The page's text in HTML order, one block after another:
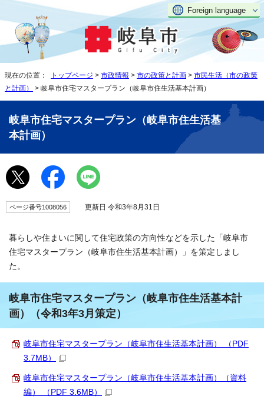
Foreign language
現在の位置： トップページ > 市政情報 > 市の政策と計画 > 市民生活（市の政策
と計画）
> 岐阜市住宅マスタープラン（岐阜市住生活基本計画）
岐阜市住宅マスタープラン（岐阜市住生活基
本計画）
ページ番号1008056 更新日 令和3年8月31日
暮らしや住まいに関して住宅政策の方向性などを示した「岐阜市
住宅マスタープラン（岐阜市住生活基本計画）」を策定しまし
た。
岐阜市住宅マスタープラン（岐阜市住生活基本計
画）（令和3年3月策定）
岐阜市住宅マスタープラン（岐阜市住生活基本計画） （PDF
3.7MB）
岐阜市住宅マスタープラン（岐阜市住生活基本計画）（資料
編） （PDF 3.6MB）